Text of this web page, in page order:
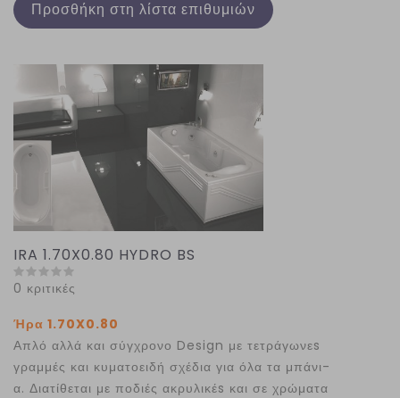
Προσθήκη στη λίστα επιθυμιών
IRA 1.70X0.80 HYDRO BS
0 κριτικές
Ήρα 1.70X0.80
Απλό αλλά και σύγχρονο Design με τετράγωνεs
γραμμές και κυματοειδή σχέδια για όλα τα μπάνι-
α. Διατίθεται με ποδιές ακρυλικέs και σε χρώματα